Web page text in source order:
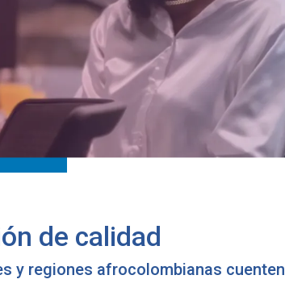
de calidad
y regiones afrocolombianas cuenten